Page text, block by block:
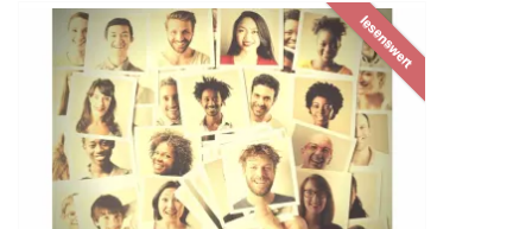
lesenswert